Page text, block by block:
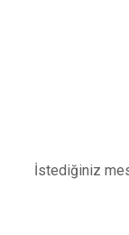
İstediğiniz